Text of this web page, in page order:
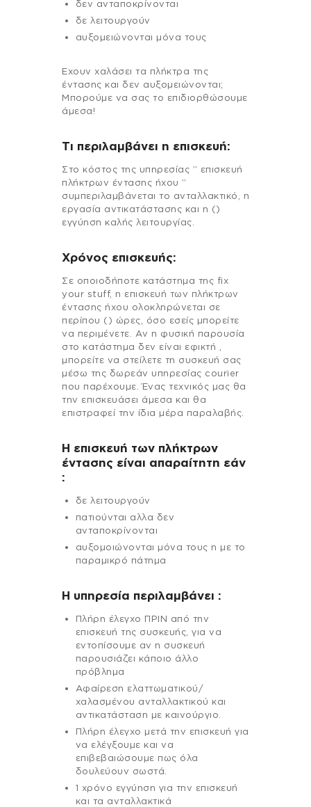
δεν ανταποκρίνονται
δε λειτουργούν
αυξομειώνονται μόνα τους
Εχουν χαλάσει τα πλήκτρα της
έντασης και δεν αυξομειώνονται;
Μπορούμε να σας το επιδιορθώσουμε
άμεσα!
Τι περιλαμβάνει η επισκευή:
Στo κόστος της υπηρεσίας ” επισκευή
πλήκτρων έντασης ήχου ”
συμπεριλαμβάνεται το ανταλλακτικό, η
εργασία αντικατάστασης και η ()
εγγύηση καλής λειτουργίας.
Χρόνος επισκευής:
Σε οποιοδήποτε κατάστημα της fix
your stuff, η επισκευή των πλήκτρων
έντασης ήχου ολοκληρώνεται σε
περίπου () ώρες, όσο εσείς μπορείτε
να περιμένετε. Αν η φυσική παρουσία
στο κατάστημα δεν είναι εφικτή ,
μπορείτε να στείλετε τη συσκευή σας
μέσω της δωρεάν υπηρεσίας courier
που παρέχουμε. Ένας τεχνικός μας θα
την επισκευάσει άμεσα και θα
επιστραφεί την ίδια μέρα παραλαβής.
Η επισκευή των πλήκτρων
έντασης είναι απαραίτητη εάν
:
δε λειτουργούν
πατιούνται αλλα δεν
ανταποκρίνονται
αυξομοιώνονται μόνα τους η με το
παραμικρό πάτημα
H υπηρεσία περιλαμβάνει :
Πλήρη έλεγχο ΠΡΙΝ από την
επισκευή της συσκευής, για να
εντοπίσουμε αν η συσκευή
παρουσιάζει κάποιο άλλο
πρόβλημα
Αφαίρεση ελαττωματικού/
χαλασμένου ανταλλακτικού και
αντικατάσταση με καινούργιο.
Πλήρη έλεγχο μετά την επισκευή για
να ελέγξουμε και να
επιβεβαιώσουμε πως όλα
δουλεύουν σωστά.
1 χρόνο εγγύηση για την επισκευή
και τα ανταλλακτικά